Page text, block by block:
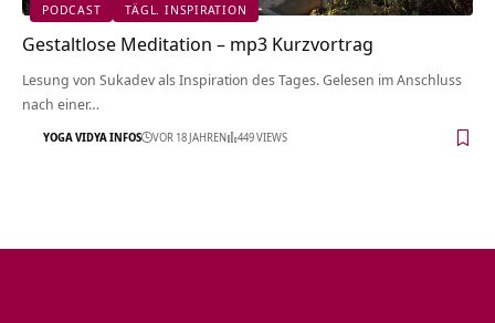
PODCAST TÄGL. INSPIRATION
Gestaltlose Meditation – mp3 Kurzvortrag
Lesung von Sukadev als Inspiration des Tages. Gelesen im Anschluss
nach einer…
YOGA VIDYA INFOS VOR 18 JAHREN 449 VIEWS